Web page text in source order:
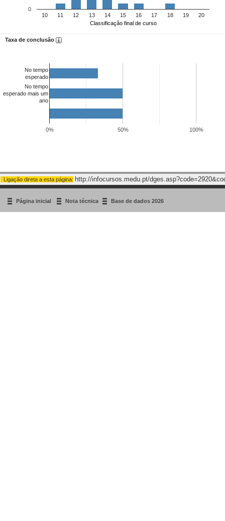
10 11 12 13 14 15 16 17 18 19 20
0
Classificação final de curso
Taxa de conclusão
0% 50% 100%
No tempo
esperado
No tempo
esperado mais um
ano
Ligação direta a esta página: http://infocursos.medu.pt/
Página inicial Nota técnica Base de dados 2026